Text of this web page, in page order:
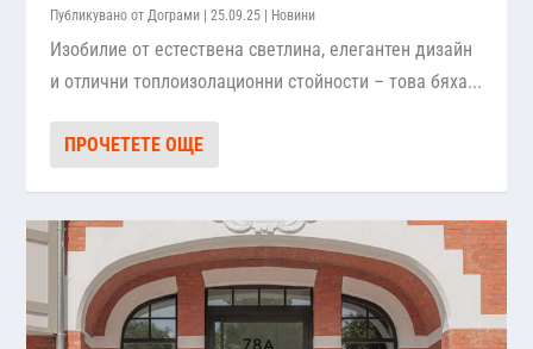
Публикувано отДограми |25.09.25 Новини
Изобилие от естествена светлина, елегантен дизайн
и отлични топлоизолационни стойности – това бяха...
ПРОЧЕТЕТЕ ОЩЕ